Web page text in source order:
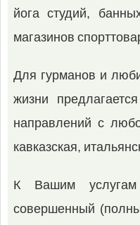
йога студий,
магазинов
Для гурманов и
жизни
направлений с
кавказская,
К Вашим
совершенный